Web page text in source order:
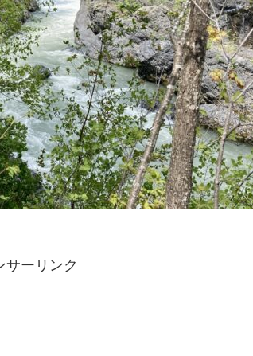
サーリンク